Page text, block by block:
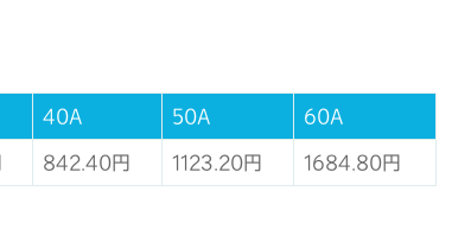
40A 50A 60A
842.40円 1123.20円 1684.80円